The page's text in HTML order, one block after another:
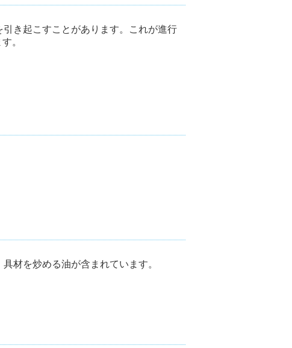
き起こすことがあります。これが進行
。
材を炒める油が含まれています。